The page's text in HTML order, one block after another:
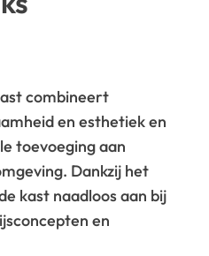
combineert
en esthetiek en
toevoeging aan
Dankzij het
kast naadloos aan bij
en